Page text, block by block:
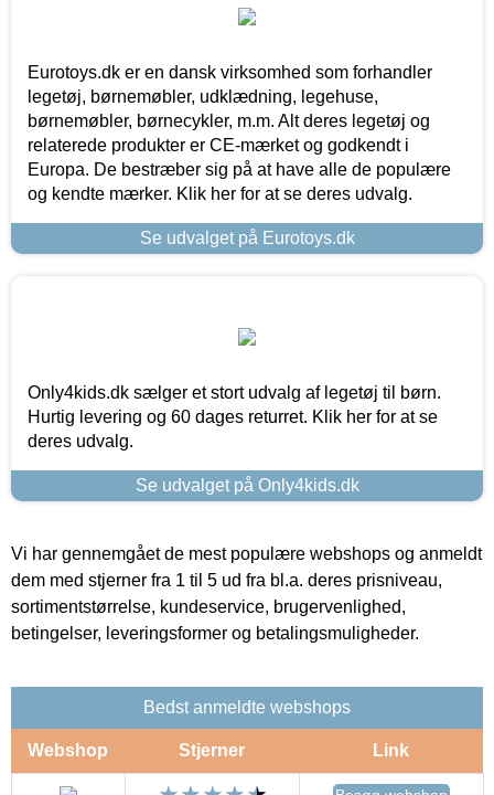
Eurotoys.dk er en dansk virksomhed som forhandler
legetøj, børnemøbler, udklædning, legehuse,
børnemøbler, børnecykler, m.m. Alt deres legetøj og
relaterede produkter er CE-mærket og godkendt i
Europa. De bestræber sig på at have alle de populære
og kendte mærker. Klik her for at se deres udvalg.
Se udvalget på Eurotoys.dk
Only4kids.dk sælger et stort udvalg af legetøj til børn.
Hurtig levering og 60 dages returret. Klik her for at se
deres udvalg.
Se udvalget på Only4kids.dk
Vi har gennemgået de mest populære webshops og anmeldt
dem med stjerner fra 1 til 5 ud fra bl.a. deres prisniveau,
sortimentstørrelse, kundeservice, brugervenlighed,
betingelser, leveringsformer og betalingsmuligheder.
Bedst anmeldte webshops
Webshop Stjerner Link